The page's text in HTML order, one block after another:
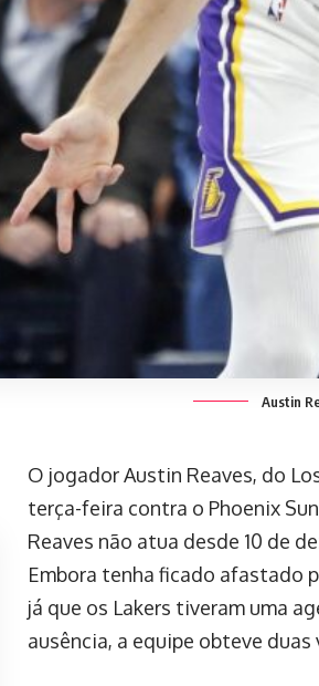
Austin
O jogador Austin Reaves, do
terça-feira contra o Phoenix
Reaves não atua desde 10 de
Embora tenha ficado afastado
já que os Lakers tiveram uma
ausência, a equipe obteve